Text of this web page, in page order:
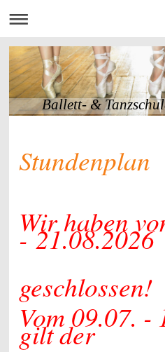
Ballett- &
Stundenplan
Wir haben
-21.08.2026
geschlossen!
Vom 09.07. -
gilt der